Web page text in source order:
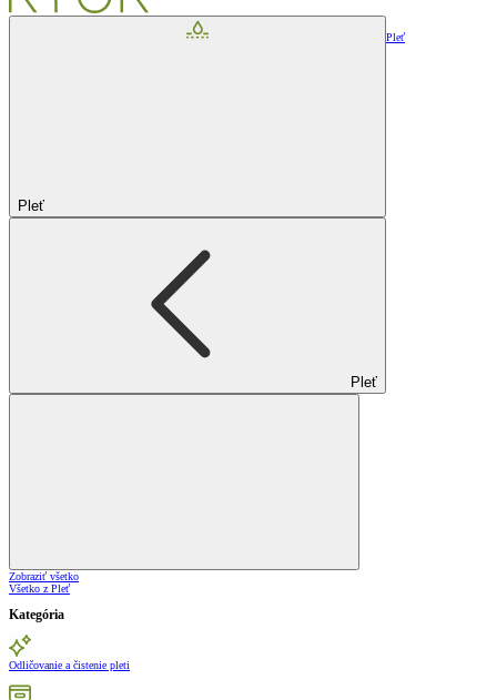
Pleť
Pleť
Pleť
Zobraziť všetko
Všetko z Pleť
Kategória
Odličovanie a čistenie pleti